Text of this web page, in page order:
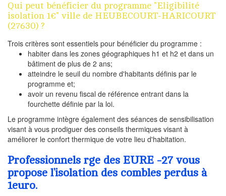
Qui peut bénéficier du programme "Eligibilité
isolation 1€" ville de HEUBECOURT-HARICOURT
(27630) ?
Trois critères sont essentiels pour bénéficier du programme :
habiter dans les zones géographiques h1 et h2 et dans un
bâtiment de plus de 2 ans;
atteindre le seuil du nombre d'habitants définis par le
programme et;
avoir un revenu fiscal de référence entrant dans la
fourchette définie par la loi.
Le programme intègre également des séances de sensibilisation
visant à vous prodiguer des conseils thermiques visant à
améliorer le confort thermique de votre lieu d'habitation.
Professionnels rge des EURE -27 vous
propose l’isolation des combles perdus à
1euro.